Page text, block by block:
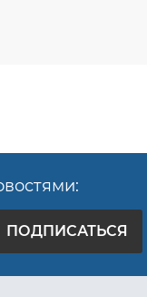
ПОДПИСАТЬСЯ